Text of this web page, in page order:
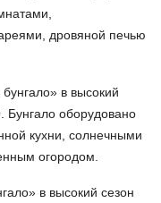
дровяной печью
в высокий
Бунгало оборудовано
кухни, солнечными
огородом.
в высокий сезон